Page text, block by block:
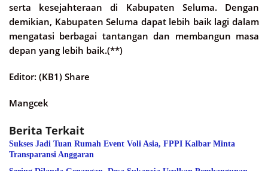
serta kesejahteraan di Kabupaten Seluma. Dengan
demikian, Kabupaten Seluma dapat lebih baik lagi dalam
mengatasi berbagai tantangan dan membangun masa
depan yang lebih baik.(**)
Editor: (KB1) Share
Mangcek
Berita Terkait
Sukses Jadi Tuan Rumah Event Voli Asia, FPPI Kalbar Minta
Transparansi Anggaran